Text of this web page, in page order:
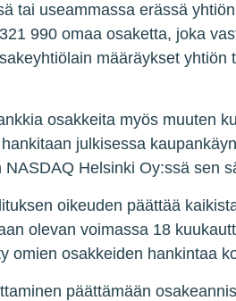
tai useammassa erässä
990 omaa osaketta, joka
määräykset
osakkeita myös muuten
julkisessa
NASDAQ Helsinki Oy:ssä sen
oikeuden päättää
olevan voimassa 18
omien osakkeiden hankintaa
päättämään